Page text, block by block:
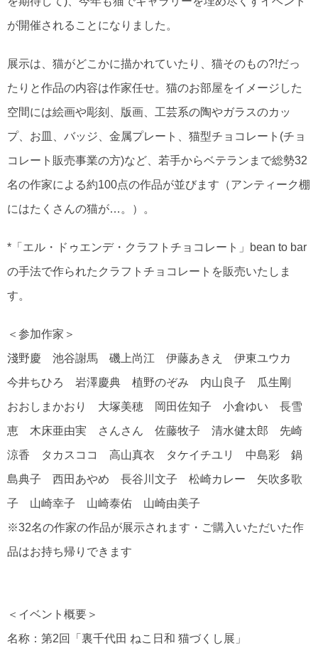
が開催されることになりました。
展示は、猫がどこかに描かれていたり、猫そのもの?!だっ
たりと作品の内容は作家任せ。猫のお部屋をイメージした
空間には絵画や彫刻、版画、工芸系の陶やガラスのカッ
プ、お皿、バッジ、金属プレート、猫型チョコレート(チョ
コレート販売事業の方)など、若手からベテランまで総勢32
名の作家による約100点の作品が並びます（アンティーク棚
にはたくさんの猫が…。）。
*「エル・ドゥエンデ・クラフトチョコレート」bean to bar
の手法で作られたクラフトチョコレートを販売いたしま
す。
＜参加作家＞
淺野慶 池谷謝馬 磯上尚江 伊藤あきえ 伊東ユウカ
今井ちひろ 岩澤慶典 植野のぞみ 内山良子 瓜生剛
おおしまかおり 大塚美穂 岡田佐知子 小倉ゆい 長雪
恵 木床亜由実 さんさん 佐藤牧子 清水健太郎 先崎
涼香 タカスココ 高山真衣 タケイチユリ 中島彩 鍋
島典子 西田あやめ 長谷川文子 松崎カレー 矢吹多歌
子 山崎幸子 山崎泰佑 山崎由美子
※32名の作家の作品が展示されます・ご購入いただいた作
品はお持ち帰りできます
＜イベント概要＞
名称：第2回「裏千代田 ねこ日和 猫づくし展」